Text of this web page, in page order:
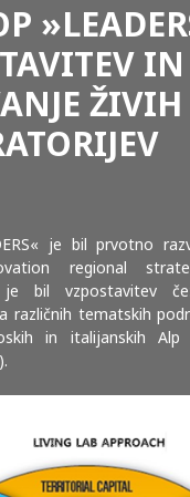
IN
ŽIVIH
je bil prvotno
regional
bil vzpostavitev
različnih tematskih
in italijanskih Alp
).